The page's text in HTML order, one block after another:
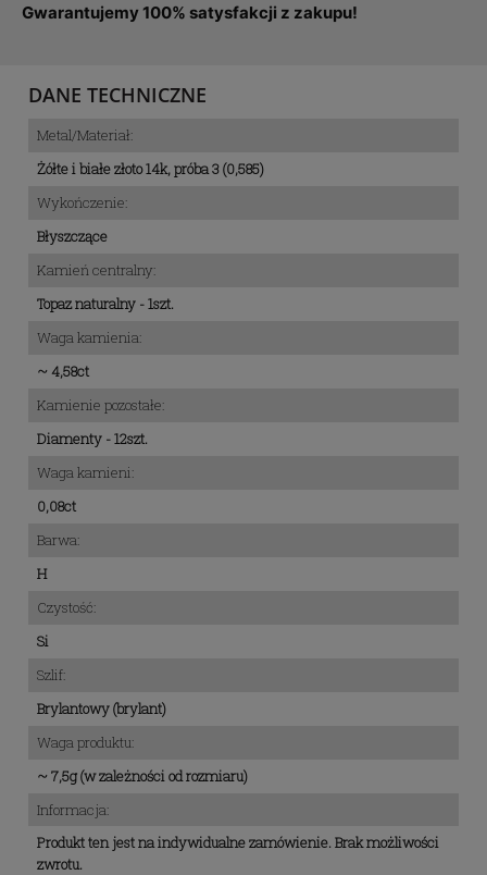
Gwarantujemy 100% satysfakcji z zakupu!
DANE TECHNICZNE
Metal/Materiał:
Żółte i białe złoto 14k, próba 3 (0,585)
Wykończenie:
Błyszczące
Kamień centralny:
Topaz naturalny - 1szt.
Waga kamienia:
~ 4,58ct
Kamienie pozostałe:
Diamenty - 12szt.
Waga kamieni:
0,08ct
Barwa:
H
Czystość:
Si
Szlif:
Brylantowy (brylant)
Waga produktu:
~ 7,5g (w zależności od rozmiaru)
Informacja:
Produkt ten jest na indywidualne zamówienie. Brak możliwości
zwrotu.